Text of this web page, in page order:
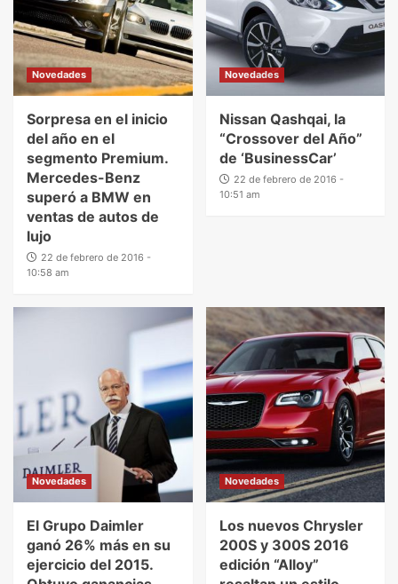
Novedades
Sorpresa en el inicio
del año en el
segmento Premium.
Mercedes-Benz
superó a BMW en
ventas de autos de
lujo
22 de febrero de 2016 -
10:58 am
Novedades
Nissan Qashqai, la
“Crossover del Año”
de ‘BusinessCar’
22 de febrero de 2016 -
10:51 am
Novedades
El Grupo Daimler
ganó 26% más en su
ejercicio del 2015.
Novedades
Los nuevos Chrysler
200S y 300S 2016
edición “Alloy”